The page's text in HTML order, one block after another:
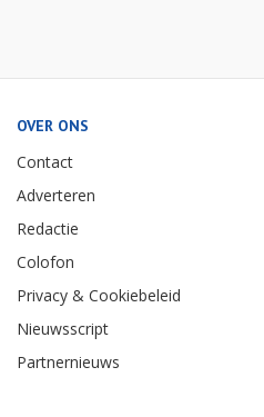
OVER ONS
Contact
Adverteren
Redactie
Colofon
Privacy & Cookiebeleid
Nieuwsscript
Partnernieuws